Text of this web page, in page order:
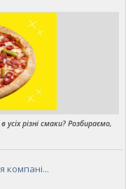
різні смаки? Розбираємо,
компані...